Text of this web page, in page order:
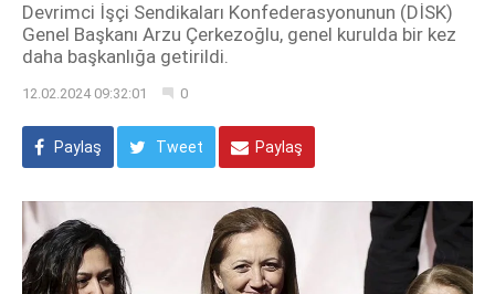
Devrimci İşçi Sendikaları Konfederasyonunun (DİSK)
Genel Başkanı Arzu Çerkezoğlu, genel kurulda bir kez
daha başkanlığa getirildi.
12.02.2024 09:32:01 0
Paylaş Tweet Paylaş